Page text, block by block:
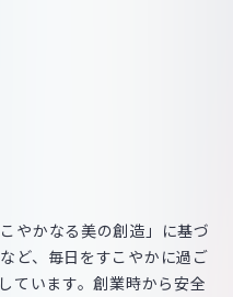
やかなる美の創造」に基づ
ど、毎日をすこやかに過ご
ています。創業時から安全